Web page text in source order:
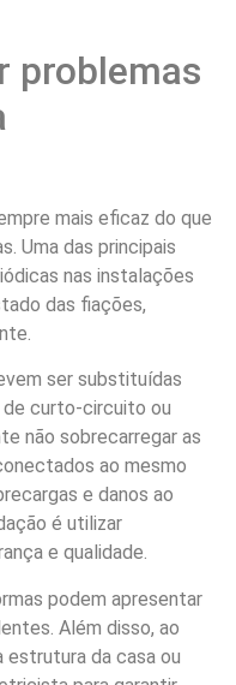
problemas
mais eficaz do que
Uma das principais
nas instalações
das fiações,
ser substituídas
curto-circuito ou
não sobrecarregar as
ao mesmo
e danos ao
é utilizar
e qualidade.
podem apresentar
Além disso, ao
estrutura da casa ou